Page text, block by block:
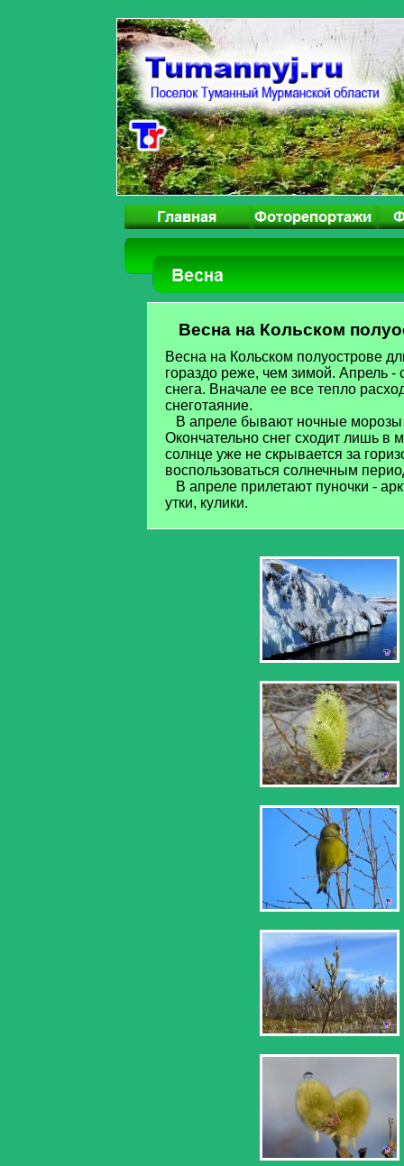
Весна на Кольском
Весна на Кольском полуострове
гораздо реже, чем зимой. Апрель
снега. Вначале ее все тепло
снеготаяние.
В апреле бывают ночные морозы
Окончательно снег сходит лишь в
солнце уже не скрывается за
воспользоваться солнечным
В апреле прилетают пуночки -
утки, кулики.